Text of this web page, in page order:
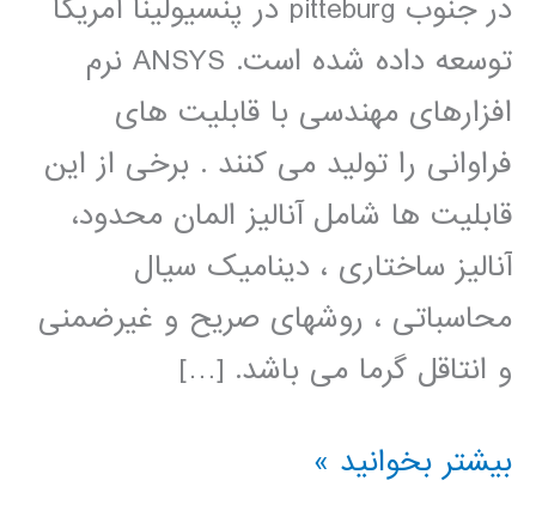
در جنوب pitteburg در پنسیولینا آمریکا
توسعه داده شده است. ANSYS نرم
افزارهای مهندسی با قابلیت های
فراوانی را تولید می کنند . برخی از این
قابلیت ها شامل آنالیز المان محدود،
آنالیز ساختاری ، دینامیک سیال
محاسباتی ، روشهای صریح و غیرضمنی
و انتاقل گرما می باشد. […]
فیلم
بیشتر بخوانید »